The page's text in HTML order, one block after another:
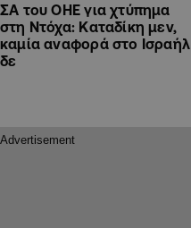
ΣΑ του ΟΗΕ για χτύπημα
στη Ντόχα: Καταδίκη μεν,
καμία αναφορά στο Ισραήλ
δε